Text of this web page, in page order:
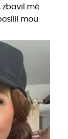
zbavil mě
mou